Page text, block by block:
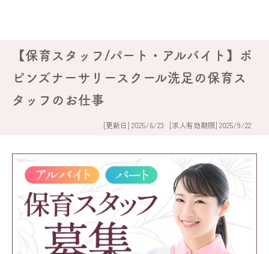
【保育スタッフ/パート・アルバイト】ポ
ピンズナーサリースクール洗足の保育ス
タッフのお仕事
[更新日] 2025/6/23 [求人有効期限] 2025/9/22